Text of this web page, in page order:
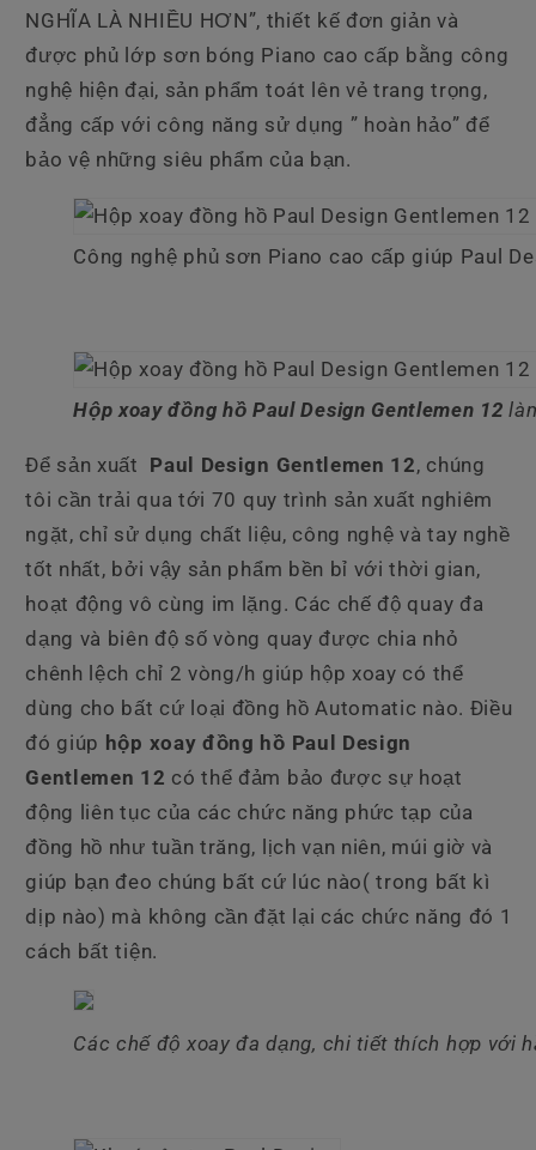
NGHĨA LÀ NHIỀU HƠN”, thiết kế đơn giản và
được phủ lớp sơn bóng Piano cao cấp bằng công
nghệ hiện đại, sản phẩm toát lên vẻ trang trọng,
đẳng cấp với công năng sử dụng ” hoàn hảo” để
bảo vệ những siêu phẩm của bạn.
Công nghệ phủ sơn Piano cao cấp giúp Paul
Hộp xoay đồng hồ Paul Design Gentlemen 12
Để sản xuất Paul Design Gentlemen 12, chúng
tôi cần trải qua tới 70 quy trình sản xuất nghiêm
ngặt, chỉ sử dụng chất liệu, công nghệ và tay nghề
tốt nhất, bởi vậy sản phẩm bền bỉ với thời gian,
hoạt động vô cùng im lặng. Các chế độ quay đa
dạng và biên độ số vòng quay được chia nhỏ
chênh lệch chỉ 2 vòng/h giúp hộp xoay có thể
dùng cho bất cứ loại đồng hồ Automatic nào. Điều
đó giúp hộp xoay đồng hồ Paul Design
Gentlemen 12 có thể đảm bảo được sự hoạt
động liên tục của các chức năng phức tạp của
đồng hồ như tuần trăng, lịch vạn niên, múi giờ và
giúp bạn đeo chúng bất cứ lúc nào( trong bất kì
dịp nào) mà không cần đặt lại các chức năng đó 1
cách bất tiện.
Các chế độ xoay đa dạng, chi tiết thích hợp với